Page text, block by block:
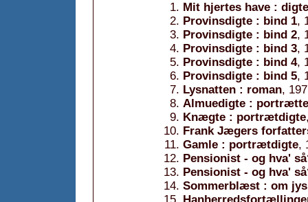
Mit hjertes have : digte
Provinsdigte : bind 1,
Provinsdigte : bind 2,
Provinsdigte : bind 3,
Provinsdigte : bind 4,
Provinsdigte : bind 5,
Lysnatten : roman,
Almuedigte :
Knægte : portrætdigte
Frank Jægers
Gamle : portrætdigte,
Pensionist - og hva'
Pensionist - og hva'
Sommerblæst : om